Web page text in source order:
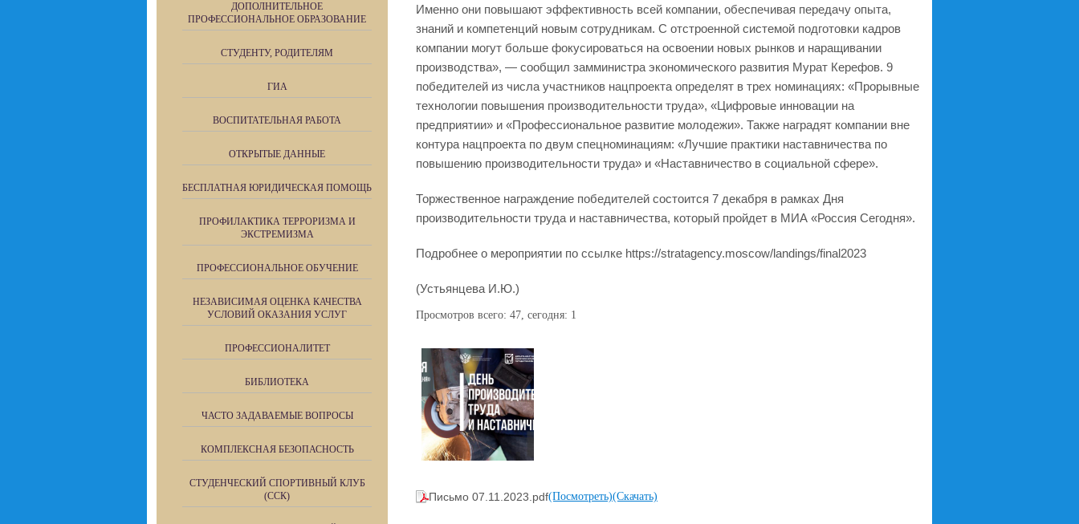
Именно они повышают эффективность всей компании, обеспечивая передачу опыта,
знаний и компетенций новым сотрудникам. С отстроенной системой подготовки кадров
компании могут больше фокусироваться на освоении новых рынков и наращивании
производства», — сообщил замминистра экономического развития Мурат Керефов. 9
победителей из числа участников нацпроекта определят в трех номинациях: «Прорывные
технологии повышения производительности труда», «Цифровые инновации на
предприятии» и «Профессиональное развитие молодежи». Также наградят компании вне
контура нацпроекта по двум спецноминациям: «Лучшие практики наставничества по
повышению производительности труда» и «Наставничество в социальной сфере».
Торжественное награждение победителей состоится 7 декабря в рамках Дня
производительности труда и наставничества, который пройдет в МИА «Россия Сегодня».
Подробнее о мероприятии по ссылке https://stratagency.moscow/landings/final2023
(Устьянцева И.Ю.)
Просмотров всего: 47, сегодня: 1
Письмо 07.11.2023.pdf(Посмотреть)(Скачать)
ДОПОЛНИТЕЛЬНОЕ
ПРОФЕССИОНАЛЬНОЕ ОБРАЗОВАНИЕ
СТУДЕНТУ, РОДИТЕЛЯМ
ГИА
ВОСПИТАТЕЛЬНАЯ РАБОТА
ОТКРЫТЫЕ ДАННЫЕ
БЕСПЛАТНАЯ ЮРИДИЧЕСКАЯ ПОМОЩЬ
ПРОФИЛАКТИКА ТЕРРОРИЗМА И
ЭКСТРЕМИЗМА
ПРОФЕССИОНАЛЬНОЕ ОБУЧЕНИЕ
НЕЗАВИСИМАЯ ОЦЕНКА КАЧЕСТВА
УСЛОВИЙ ОКАЗАНИЯ УСЛУГ
ПРОФЕССИОНАЛИТЕТ
БИБЛИОТЕКА
ЧАСТО ЗАДАВАЕМЫЕ ВОПРОСЫ
КОМПЛЕКСНАЯ БЕЗОПАСНОСТЬ
СТУДЕНЧЕСКИЙ СПОРТИВНЫЙ КЛУБ
(ССК)